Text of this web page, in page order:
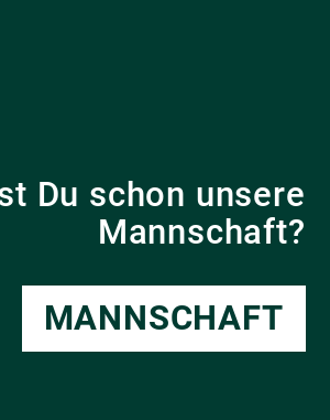
Du schon unsere
Mannschaft?
MANNSCHAFT